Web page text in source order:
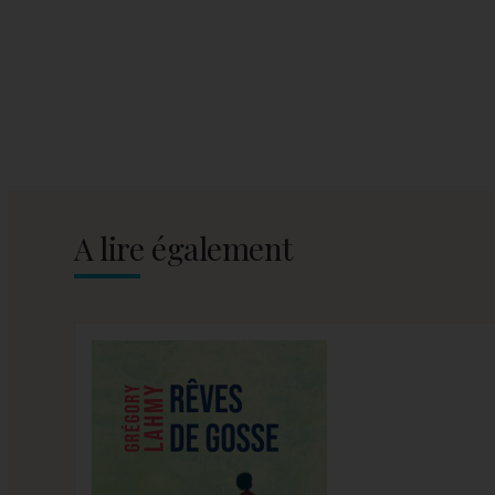
A lire également